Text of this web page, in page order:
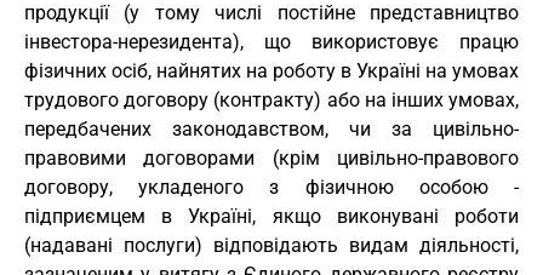
продукції (у тому числі постійне представництво
інвестора-нерезидента), що використовує працю
фізичних осіб, найнятих на роботу в Україні на умовах
трудового договору (контракту) або на інших умовах,
передбачених законодавством, чи за цивільно-
правовими договорами (крім цивільно-правового
договору, укладеного з фізичною особою -
підприємцем в Україні, якщо виконувані роботи
(надавані послуги) відповідають видам діяльності,